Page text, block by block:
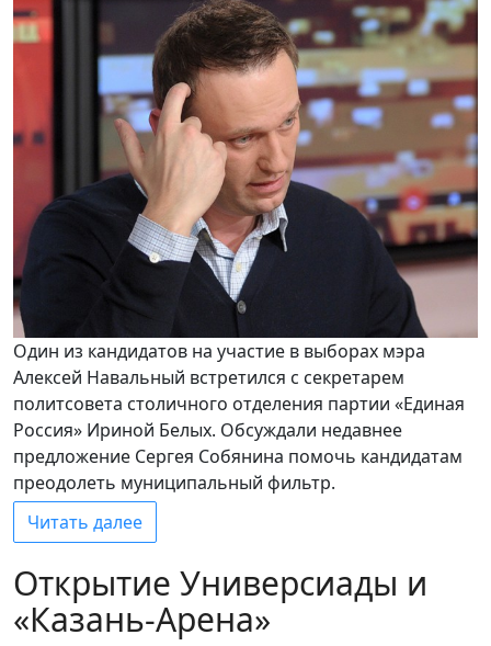
Один из кандидатов на участие в выборах мэра
Алексей Навальный встретился с секретарем
политсовета столичного отделения партии «Единая
Россия» Ириной Белых. Обсуждали недавнее
предложение Сергея Собянина помочь кандидатам
преодолеть муниципальный фильтр.
Читать далее
Открытие Универсиады и
«Казань-Арена»